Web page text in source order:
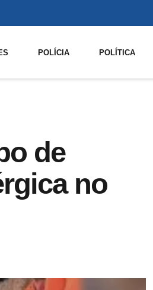
POLÍCIA POLÍTICA
de
no